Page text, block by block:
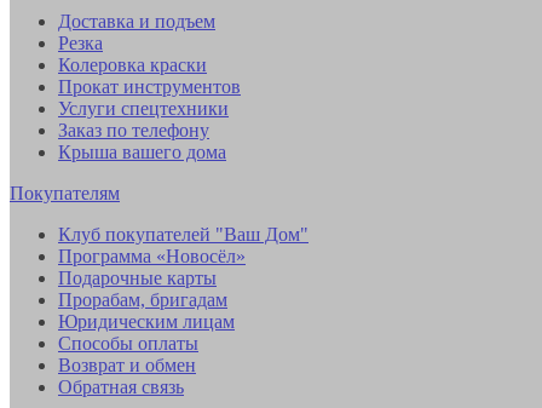
Доставка и подъем
Резка
Колеровка краски
Прокат инструментов
Услуги спецтехники
Заказ по телефону
Крыша вашего дома
Покупателям
Клуб покупателей "Ваш Дом"
Программа «Новосёл»
Подарочные карты
Прорабам, бригадам
Юридическим лицам
Способы оплаты
Возврат и обмен
Обратная связь